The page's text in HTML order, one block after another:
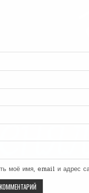
моё имя, email и адрес